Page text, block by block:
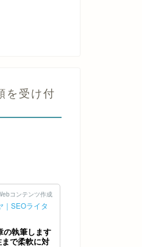
を受け付